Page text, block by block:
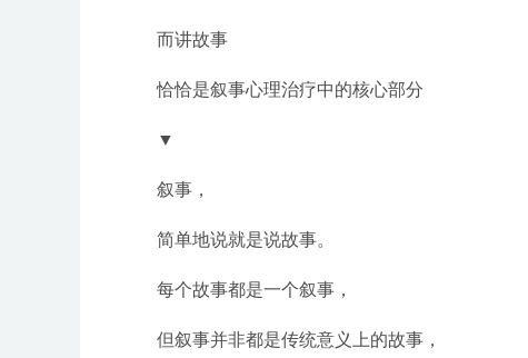
而讲故事
恰恰是叙事心理治疗中的核心部分
▼
叙事，
简单地说就是说故事。
每个故事都是一个叙事，
但叙事并非都是传统意义上的故事，